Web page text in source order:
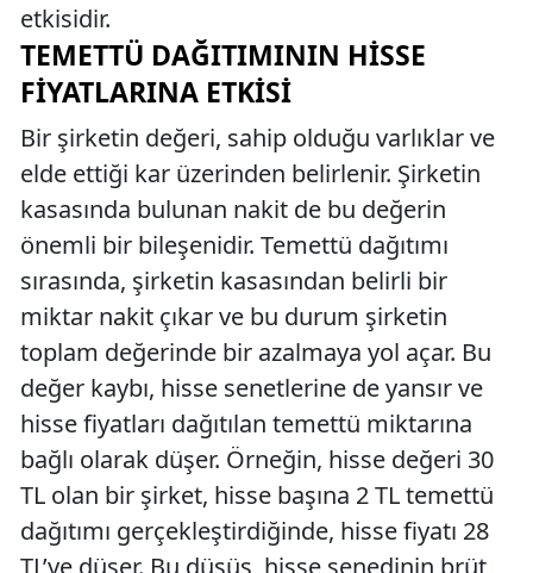
etkisidir.
TEMETTÜ DAĞITIMININ HISSE
FIYATLARINA ETKISI
Bir şirketin değeri, sahip olduğu varlıklar ve
elde ettiği kar üzerinden belirlenir. Şirketin
kasasında bulunan nakit de bu değerin
önemli bir bileşenidir. Temettü dağıtımı
sırasında, şirketin kasasından belirli bir
miktar nakit çıkar ve bu durum şirketin
toplam değerinde bir azalmaya yol açar. Bu
değer kaybı, hisse senetlerine de yansır ve
hisse fiyatları dağıtılan temettü miktarına
bağlı olarak düşer. Örneğin, hisse değeri 30
TL olan bir şirket, hisse başına 2 TL temettü
dağıtımı gerçekleştirdiğinde, hisse fiyatı 28
TL’ye düşer. Bu düşüş, hisse senedinin brüt